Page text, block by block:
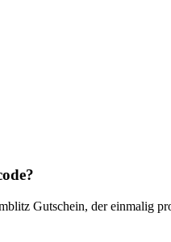
Gutschein, der einmalig